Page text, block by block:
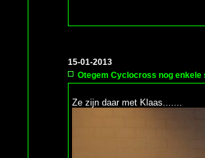
15-01-2013
Otegem Cyclocross nog enkele
Ze zijn daar met Klaas.......